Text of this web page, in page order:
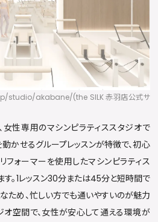
studio/akabane/(the SILK 赤羽店公式サ
性専用のマシンピラティススタジオで
かせるグループレッスンが特徴で、初心
フォーマーを使用したマシンピラティス
す。1レッスン30分または45分と短時間で
ため、忙しい方でも通いやすいのが魅力
オ空間で、女性が安心して通える環境が